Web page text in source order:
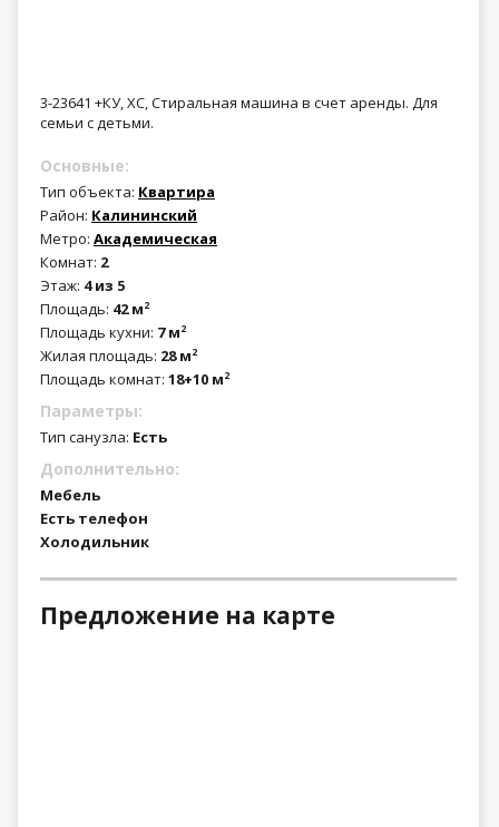
3-23641 +КУ, ХС, Стиральная машина в счет аренды. Для
семьи с детьми.
Основные:
Тип объекта: Квартира
Район: Калининский
Метро: Академическая
Комнат: 2
Этаж: 4 из 5
Площадь: 42 м2
Площадь кухни: 7 м2
Жилая площадь: 28 м2
Площадь комнат: 18+10 м2
Параметры:
Тип санузла: Есть
Дополнительно:
Мебель
Есть телефон
Холодильник
Предложение на карте